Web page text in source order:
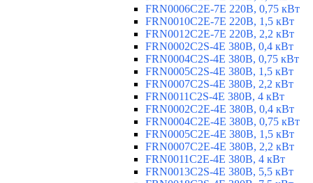
FRN0006C2E-7E 220В, 0,75 кВт
FRN0010C2E-7E 220В, 1,5 кВт
FRN0012C2E-7E 220В, 2,2 кВт
FRN0002C2S-4E 380В, 0,4 кВт
FRN0004C2S-4E 380В, 0,75 кВт
FRN0005C2S-4E 380В, 1,5 кВт
FRN0007C2S-4E 380В, 2,2 кВт
FRN0011C2S-4E 380В, 4 кВт
FRN0002C2E-4E 380В, 0,4 кВт
FRN0004C2E-4E 380В, 0,75 кВт
FRN0005C2E-4E 380В, 1,5 кВт
FRN0007C2E-4E 380В, 2,2 кВт
FRN0011C2E-4E 380В, 4 кВт
FRN0013C2S-4E 380В, 5,5 кВт